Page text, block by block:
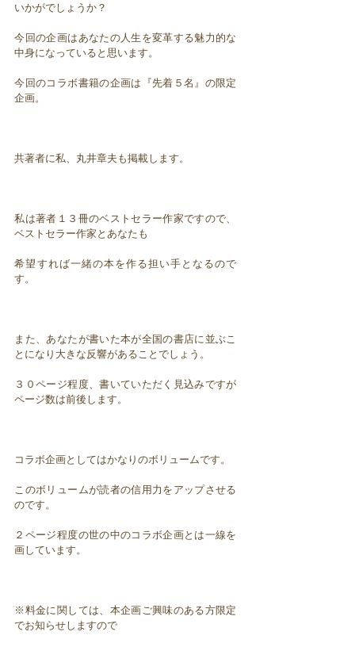
いかがでしょうか？
今回の企画はあなたの人生を変革する魅力的な
中身になっていると思います。
今回のコラボ書籍の企画は『先着５名』の限定
企画。
共著者に私、丸井章夫も掲載します。
私は著者１３冊のベストセラー作家ですので、
ベストセラー作家とあなたも
希望すれば一緒の本を作る担い手となるので
す。
また、あなたが書いた本が全国の書店に並ぶこ
とになり大きな反響があることでしょう。
３０ページ程度、書いていただく見込みですが
ページ数は前後します。
コラボ企画としてはかなりのボリュームです。
このボリュームが読者の信用力をアップさせる
のです。
２ページ程度の世の中のコラボ企画とは一線を
画しています。
※料金に関しては、本企画ご興味のある方限定
でお知らせしますので